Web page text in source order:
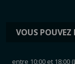
VOUS
entre 10:00 et 18:00